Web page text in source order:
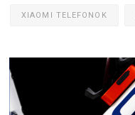
XIAOMI TELEFONOK